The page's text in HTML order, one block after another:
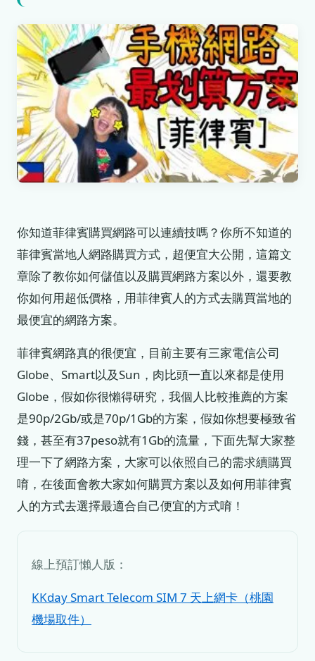
你知道菲律賓購買網路可以連續技嗎？你所不知道的
菲律賓當地人網路購買方式，超便宜大公開，這篇文
章除了教你如何儲值以及購買網路方案以外，還要教
你如何用超低價格，用菲律賓人的方式去購買當地的
最便宜的網路方案。
菲律賓網路真的很便宜，目前主要有三家電信公司
Globe、Smart以及Sun，肉比頭一直以來都是使用
Globe，假如你很懶得研究，我個人比較推薦的方案
是90p/2Gb/或是70p/1Gb的方案，假如你想要極致省
錢，甚至有37peso就有1Gb的流量，下面先幫大家整
理一下了網路方案，大家可以依照自己的需求續購買
唷，在後面會教大家如何購買方案以及如何用菲律賓
人的方式去選擇最適合自己便宜的方式唷！
線上預訂懶人版：
KKday Smart Telecom SIM 7 天上網卡（桃園
機場取件）